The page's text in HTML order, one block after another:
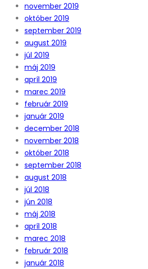
november 2019
október 2019
september 2019
august 2019
júl 2019
máj 2019
apríl 2019
marec 2019
február 2019
január 2019
december 2018
november 2018
október 2018
september 2018
august 2018
júl 2018
jún 2018
máj 2018
apríl 2018
marec 2018
február 2018
január 2018